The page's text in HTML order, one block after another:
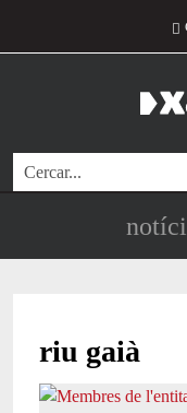
Cerca
riu gaià